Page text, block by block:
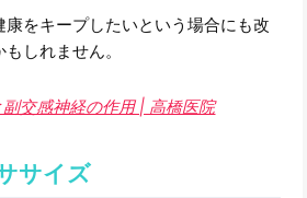
をキープしたいという場合にも改
しれません。
副交感神経の作用 | 高橋医院
サイズ